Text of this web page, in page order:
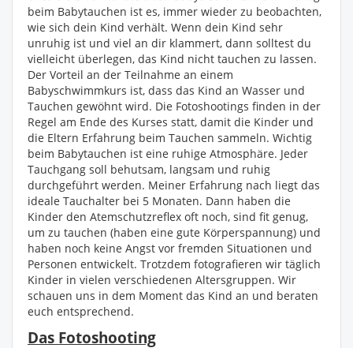
beim Babytauchen ist es, immer wieder zu beobachten,
wie sich dein Kind verhält. Wenn dein Kind sehr
unruhig ist und viel an dir klammert, dann solltest du
vielleicht überlegen, das Kind nicht tauchen zu lassen.
Der Vorteil an der Teilnahme an einem
Babyschwimmkurs ist, dass das Kind an Wasser und
Tauchen gewöhnt wird. Die Fotoshootings finden in der
Regel am Ende des Kurses statt, damit die Kinder und
die Eltern Erfahrung beim Tauchen sammeln. Wichtig
beim Babytauchen ist eine ruhige Atmosphäre. Jeder
Tauchgang soll behutsam, langsam und ruhig
durchgeführt werden. Meiner Erfahrung nach liegt das
ideale Tauchalter bei 5 Monaten. Dann haben die
Kinder den Atemschutzreflex oft noch, sind fit genug,
um zu tauchen (haben eine gute Körperspannung) und
haben noch keine Angst vor fremden Situationen und
Personen entwickelt. Trotzdem fotografieren wir täglich
Kinder in vielen verschiedenen Altersgruppen. Wir
schauen uns in dem Moment das Kind an und beraten
euch entsprechend.
Das Fotoshooting